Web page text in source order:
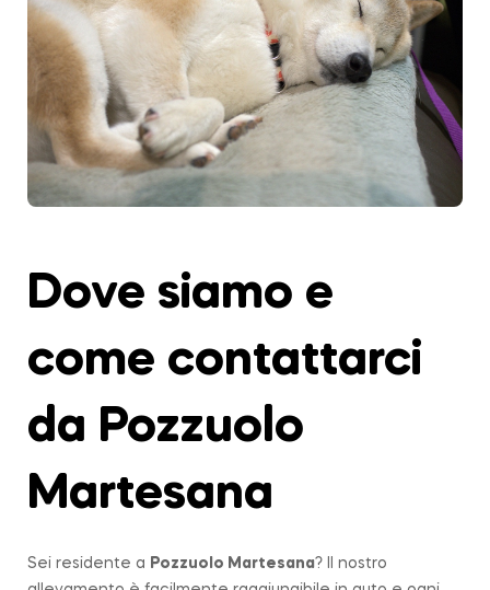
Dove siamo e
come contattarci
da Pozzuolo
Martesana
Sei residente a Pozzuolo Martesana? Il nostro